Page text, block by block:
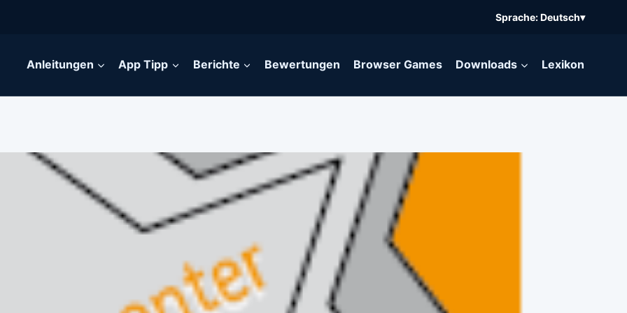
Sprache: Deutsch▾
Anleitungen App Tipp Berichte Bewertungen Browser Games Downloads Lexikon